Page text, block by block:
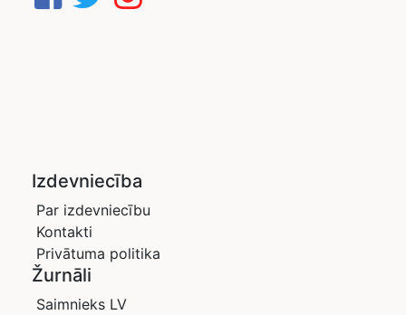
Izdevniecība
Par izdevniecību
Kontakti
Privātuma politika
Žurnāli
Saimnieks LV